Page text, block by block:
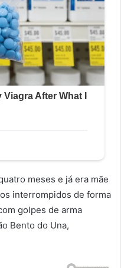
meses e já era mãe
interrompidos de forma
golpes de arma
Bento do Una,